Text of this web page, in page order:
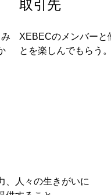
取引先
XEBECのメンバーと
とを楽しんでもらう。
、人々の生きがいに